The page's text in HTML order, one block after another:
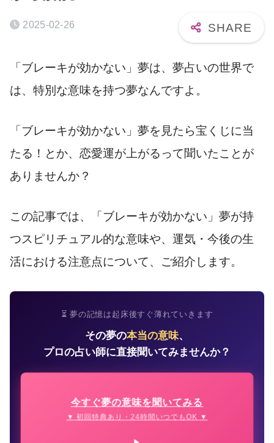
2025-02-26
「ブレーキが効かない」夢は、夢占いの世界で
は、特別な意味を持つ夢なんですよ。
「ブレーキが効かない」夢を見たら宝くじに当
たる！とか、恋愛運が上がるって聞いたことが
ありませんか？
この記事では、「ブレーキが効かない」夢が持
つスピリチュアル的な意味や、運気・今後の生
活における注意点について、ご紹介します。
⏳ 夢の記憶は起床後すぐ薄れていきます
その夢の本当の意味、
プロの占い師に直接聞いてみませんか？
今すぐ夢の意味を聞いてみる
▼ 初回特典あり・24時間いつでもOK ▼